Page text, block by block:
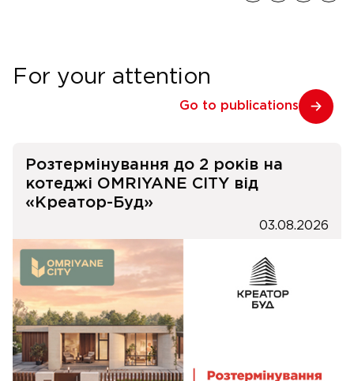
For your attention
Go to publications
Розтермінування до 2 років на
котеджі OMRIYANE CITY від
«Креатор-Буд»
03.08.2026